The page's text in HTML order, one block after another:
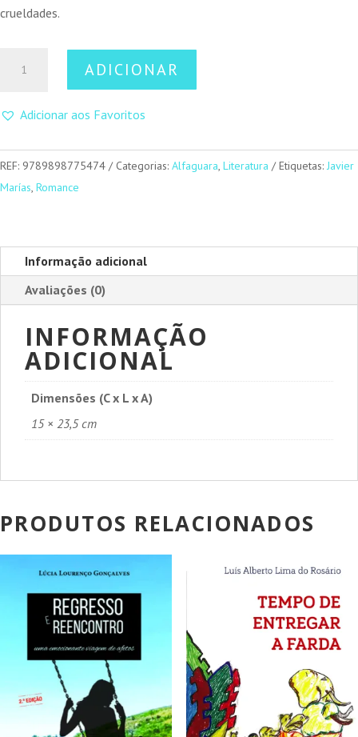
crueldades.
enamoramentos
ADICIONAR
Adicionar aos Favoritos
REF: 9789898775474 Categorias: Alfaguara, Literatura Etiquetas: Javier
Marías, Romance
Informação adicional
Avaliações (0)
INFORMAÇÃO
ADICIONAL
Dimensões (C x L x A)
15 × 23,5 cm
PRODUTOS RELACIONADOS
PROMOÇÃO! PROMOÇÃO!